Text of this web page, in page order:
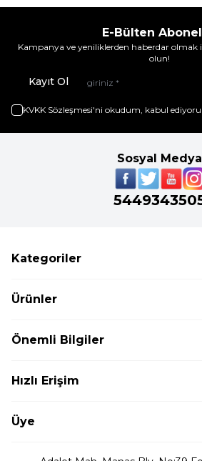
E-Bülten
Kampanya ve yeniliklerden haberdar
olun!
Kayıt Ol
KVKK Sözleşmesi'ni okudum, kabul
Sosyal Medya
Kategoriler
Ürünler
Önemli Bilgiler
Hızlı Erişim
Üye